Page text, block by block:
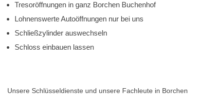
Tresoröffnungen in ganz Borchen Buchenhof
Lohnenswerte Autoöffnungen nur bei uns
Schließzylinder auswechseln
Schloss einbauen lassen
Unsere Schlüsseldienste und unsere Fachleute in Borchen